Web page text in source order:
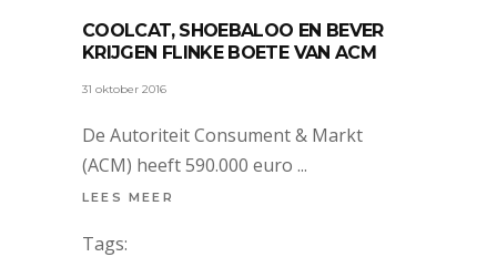
COOLCAT, SHOEBALOO EN BEVER
KRIJGEN FLINKE BOETE VAN ACM
31 oktober 2016
De Autoriteit Consument & Markt
(ACM) heeft 590.000 euro
LEES MEER
Tags: